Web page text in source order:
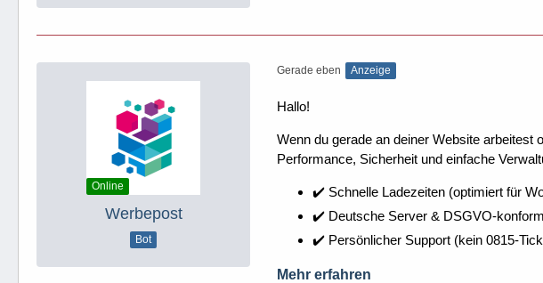
Online
Werbepost
Bot
Gerade eben Anzeige
Hallo!
Wenn du gerade an deiner Website
Performance, Sicherheit und einfache
✔️ Schnelle Ladezeiten (optimiert für
✔️ Deutsche Server & DSGVO-konform
✔️ Persönlicher Support (kein 0815-
Mehr erfahren